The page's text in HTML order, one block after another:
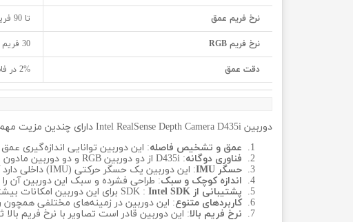
نرخ فریم عمق تا 90 فریم بر ثانیه
نرخ فریم RGB 30 فریم بر ثانیه
دقت عمق 2% در فاصله 2متری
دوربین Intel RealSense Depth Camera D435i دارای چندین مزیت مهم است:
عمق و تشخیص فاصله: این دوربین توانایی اندازه‌گیری
فناوری دوگانه: D435i از دو دوربین RGB و دو دوربین مادون قرمز برای به دست آوردن داده‌های عمق استفاده می‌کند، که باعث کیفیت بالا و دقت در اندازه‌گیری عمق می‌شود.
حسگر IMU
: این دوربین یک حسگر حرکتی (IMU) داخلی دارد که به تشخیص حرکات و موقعیت دوربین کمک می‌کند و می‌تواند اطلاعات بیشتری را برای محاسبات نیز ارائه دهد.
اندازه کوچک و سبک: طراحی فشرده و سبک این دوربین آن
پشتیبانی از Intel SDK
برای این دوربین امکانات
کاربردهای متنوع: این دوربین در زمینه‌های مختلفی همچون
نرخ فریم بالا: این دوربین قادر است تصاویر با نرخ فریم